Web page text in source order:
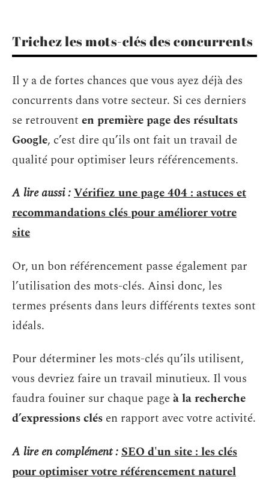
Trichez les mots-clés des concurrents
Il y a de fortes chances que vous ayez déjà des
concurrents dans votre secteur. Si ces derniers
se retrouvent en première page des résultats
Google, c’est dire qu’ils ont fait un travail de
qualité pour optimiser leurs référencements.
A lire aussi :Vérifiez une page 404 : astuces et
recommandations clés pour améliorer votre
site
Or, un bon référencement passe également par
l’utilisation des mots-clés. Ainsi donc, les
termes présents dans leurs différents textes sont
idéals.
Pour déterminer les mots-clés qu’ils utilisent,
vous devriez faire un travail minutieux. Il vous
faudra fouiner sur chaque pageà la recherche
d’expressions clés en rapport avec votre activité.
A lire en complément :SEO d'un site : les clés
pour optimiser votre référencement naturel